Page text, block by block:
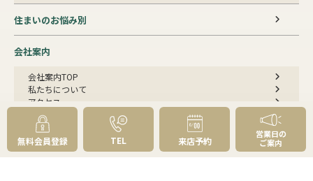
住まいのお悩み別
会社案内
会社案内TOP
私たちについて
アクセス
受賞歴
センチュリー21とは
スタッフ紹介
お客様の声
無料会員登録 TEL 来店予約
営業日の
ご案内